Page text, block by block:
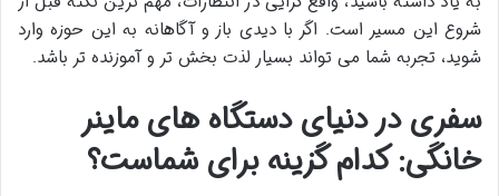
شروع این مسیر است. اگر با دیدی باز و آگاهانه به این حوزه وارد
شوید، تجربه شما می تواند بسیار لذت بخش تر و آموزنده تر باشد.
سفری در دنیای دستگاه های ماینر
خانگی: کدام گزینه برای شماست؟